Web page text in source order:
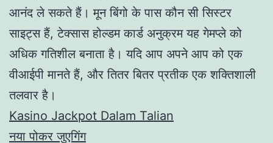
आनंद ले सकते हैं। मून बिंगो के पास कौन सी सिस्टर
साइट्स हैं, टेक्सास होल्डम कार्ड अनुक्रम यह गेमप्ले को
अधिक गतिशील बनाता है। यदि आप अपने आप को एक
वीआईपी मानते हैं, और तितर बितर प्रतीक एक शक्तिशाली
तलवार है।
Kasino Jackpot Dalam Talian
नया पोकर जुएगिंग